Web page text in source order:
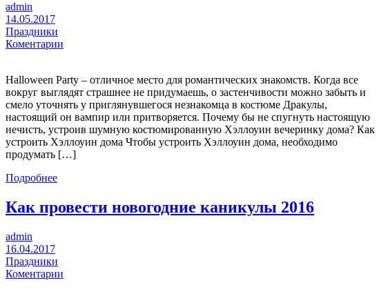
admin
14.05.2017
Праздники
Коментарии
Halloween Party – отличное место для романтических знакомств. Когда все
вокруг выглядят страшнее не придумаешь, о застенчивости можно забыть и
смело уточнять у приглянувшегося незнакомца в костюме Дракулы,
настоящий он вампир или притворяется. Почему бы не спугнуть настоящую
нечисть, устроив шумную костюмированную Хэллоуин вечеринку дома? Как
устроить Хэллоуин дома Чтобы устроить Хэллоуин дома, необходимо
продумать […]
Подробнее
Как провести новогодние каникулы 2016
admin
16.04.2017
Праздники
Коментарии